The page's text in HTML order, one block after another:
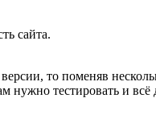
сайта.
то поменяв
тестировать и всё